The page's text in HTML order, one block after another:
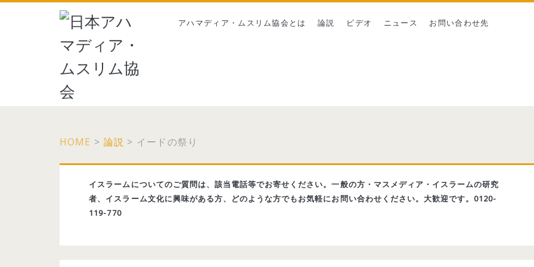
アハマディア・ムスリム協会とは 論説 ビデオ ニュース お問い合わせ先
HOME > 論説 > イードの祭り
イスラームについてのご質問は、該当電話等でお寄せください。一般の方・マスメディア・イスラームの研究
者、イスラーム文化に興味がある方、どのような方でもお気軽にお問い合わせください。大歓迎です。0120-
119-770